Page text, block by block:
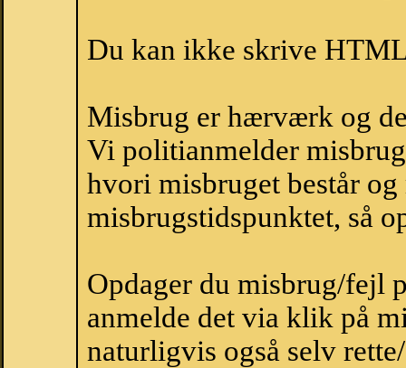
Du kan ikke skrive
Misbrug er hærværk og
Vi politianmelder
hvori misbruget består
misbrugstidspunktet, så
Opdager du misbrug/fejl
anmelde det via klik på
naturligvis også selv